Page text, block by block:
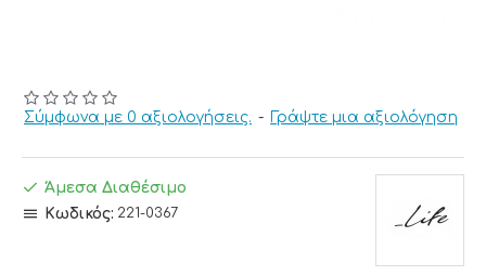
Σύμφωνα με 0 αξιολογήσεις. - Γράψτε μια αξιολόγηση
Άμεσα Διαθέσιμο
Κωδικός: 221-0367